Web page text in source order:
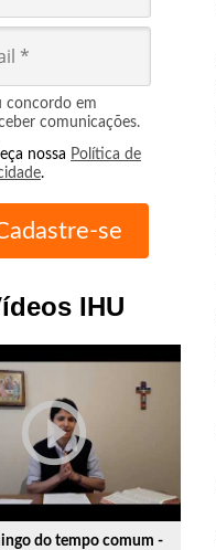
concordo em
comunicações.
nossa Política de
.
IHU
play_circle_outline
do tempo comum -